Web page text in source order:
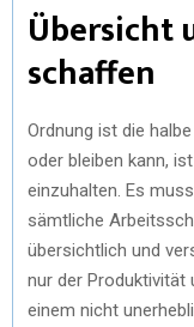
Übersicht
schaffen
Ordnung ist die
oder bleiben kann,
einzuhalten. Es
sämtliche
übersichtlich und
nur der Produktivität
einem nicht